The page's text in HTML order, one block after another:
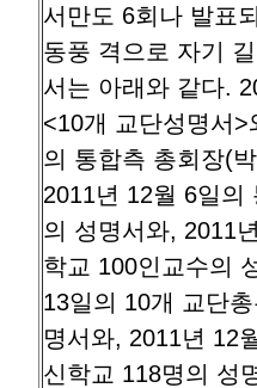
서만도 6회나 발표
동풍 격으로 자기
서는 아래와 같다.
<10개 교단성명서>
의 통합측 총회장(
2011년 12월 6일의
의 성명서와, 2011
학교 100인교수의
13일의 10개 교단
명서와, 2011년 12
신학교 118명의 성